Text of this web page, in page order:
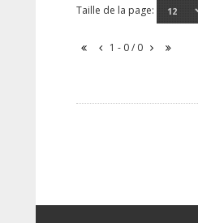
Taille de la page:
1 - 0 / 0